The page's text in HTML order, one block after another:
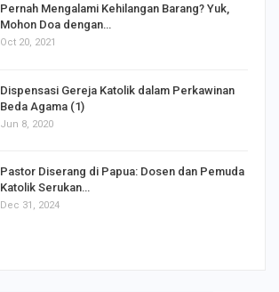
Pernah Mengalami Kehilangan Barang? Yuk,
Mohon Doa dengan…
Oct 20, 2021
Dispensasi Gereja Katolik dalam Perkawinan
Beda Agama (1)
Jun 8, 2020
Pastor Diserang di Papua: Dosen dan Pemuda
Katolik Serukan…
Dec 31, 2024